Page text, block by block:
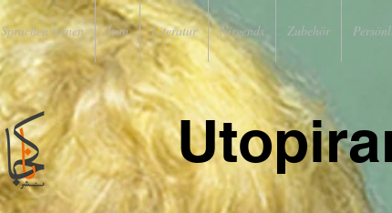
Sprachen lernen Iran Literatur Nirgends Zubehör